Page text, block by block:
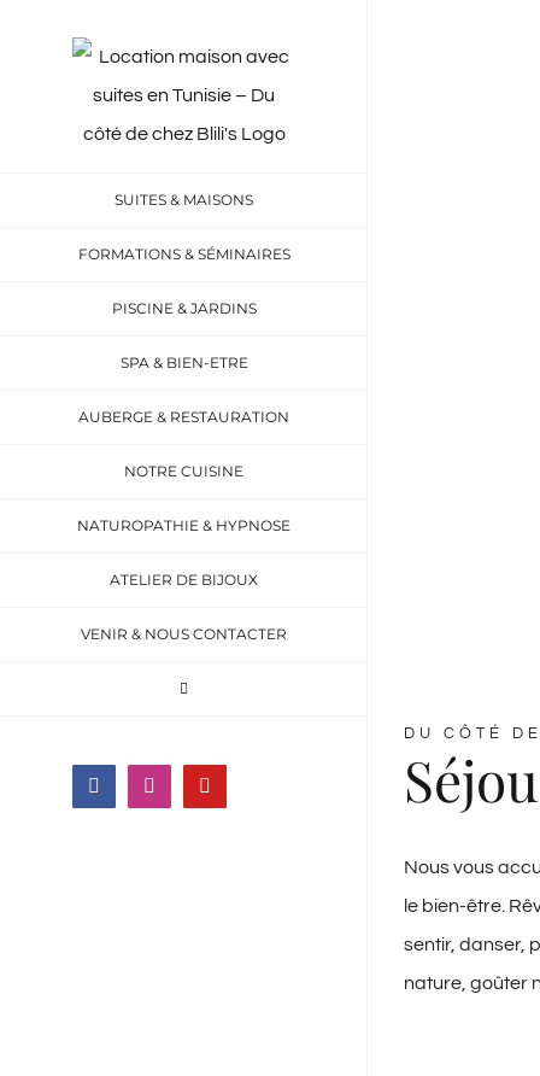
SUITES & MAISONS
FORMATIONS & SÉMINAIRES
PISCINE & JARDINS
SPA & BIEN-ETRE
AUBERGE & RESTAURATION
NOTRE CUISINE
NATUROPATHIE & HYPNOSE
ATELIER DE BIJOUX
VENIR & NOUS CONTACTER
FacebookInstagramYouTube
DU CÔTÉ
Nous vous
le bien-être.
sentir, danser,
nature, goûter